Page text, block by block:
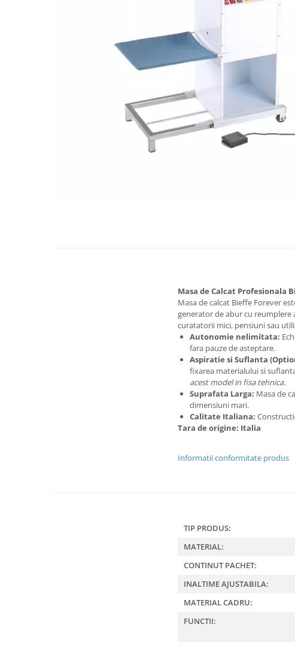
Masa de Calcat Profesionala
Masa de calcat Bieffe Forever
generator de abur cu
curatatorii mici, pensiuni sau
Autonomie nelimitata:
fara pauze de asteptare.
Aspiratie si Suflanta
fixarea materialului si
acest model in fisa tehnica.
Suprafata Larga: Masa de
dimensiuni mari.
Calitate Italiana:
Tara de origine: Italia
Informatii conformitate produs
TIP PRODUS:
MATERIAL:
CONTINUT PACHET:
INALTIME AJUSTABILA:
MATERIAL CADRU:
FUNCTII: